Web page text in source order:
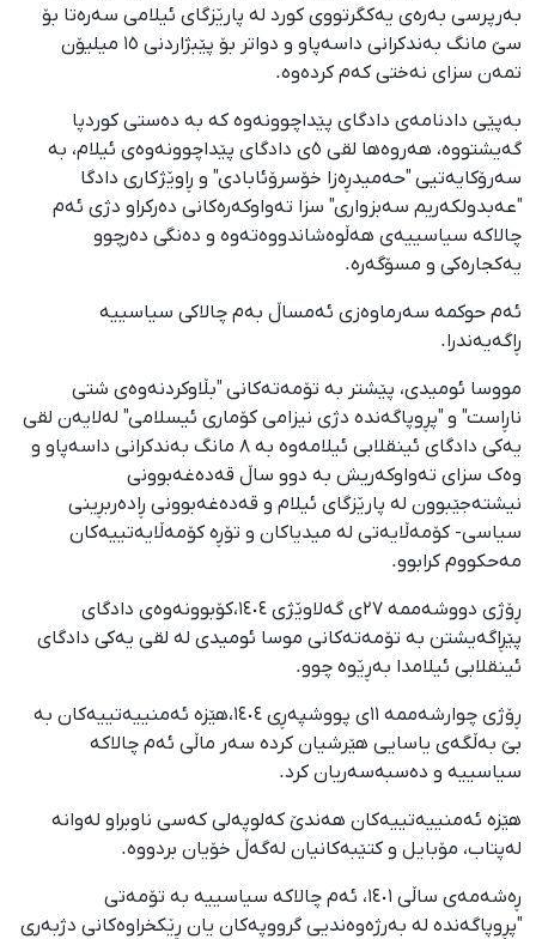
بەرپرسی بەرەی یەکگرتووی کورد لە پارێزگای ئیلامی سەرەتا بۆ
سێ مانگ بەندکرانی داسەپاو و دواتر بۆ پێبژاردنی ١٥ میلیۆن
تمەن سزای نەختی کەم کردەوە.
بەپێی دادنامەی دادگای پێداچوونەوە کە بە دەستی کوردپا
گەیشتووە، هەروەها لقی ٥ی دادگای پێداچوونەوەی ئیلام، بە
سەرۆکایەتیی "حەمیدڕەزا خۆسرۆئابادی" و ڕاوێژکاری دادگا
"عەبدولکەریم سەبزواری" سزا تەواوکەرەکانی دەرکراو دژی ئەم
چالاکە سیاسییەی هەڵوەشاندووەتەوە و دەنگی دەرچوو
یەکجارەکی و مسۆگەرە.
ئەم حوکمە سەرماوەزی ئەمساڵ بەم چالاکی سیاسییە
ڕاگەیەندرا.
مووسا ئومیدی، پێشتر بە تۆمەتەکانی "بڵاوکردنەوەی شتی
ناڕاست" و "پڕوپاگەندە دژی نیزامی کۆماری ئیسلامی" لەلایەن لقی
یەکی دادگای ئینقلابی ئیلامەوە بە ٨ مانگ بەندکرانی داسەپاو و
وەک سزای تەواوکەریش بە دوو ساڵ قەدەغەبوونی
نیشتەجێبوون لە پارێزگای ئیلام و قەدەغەبوونی ڕادەربڕینی
سیاسی- کۆمەڵایەتی لە میدیاکان و تۆڕە کۆمەڵایەتییەکان
مەحکووم کرابوو.
ڕۆژی دووشەممە ٢٧ی گەلاوێژی ١٤٠٤،کۆبوونەوەی دادگای
پێڕاگەیشتن بە تۆمەتەکانی موسا ئومیدی لە لقی یەکی دادگای
ئینقلابی ئیلامدا بەڕێوە چوو.
ڕۆژی چوارشەممە ١١ی پووشپەڕی ١٤٠٤،هێزە ئەمنییەتییەکان بە
بێ بەڵگەی یاسایی هێرشیان کردە سەر ماڵی ئەم چالاکە
سیاسییە و دەسبەسەریان کرد.
هێزە ئەمنییەتییەکان هەندێ کەلوپەلی کەسی ناوبراو لەوانە
لەپتاب، مۆبایل و کتێبەکانیان لەگەڵ خۆیان بردووە.
ڕەشەمەی ساڵی ١٤٠١، ئەم چالاکە سیاسییە بە تۆمەتی
"پڕوپاگەندە لە بەرژەوەندیی گرووپەکان یان ڕێکخراوەکانی دژبەری